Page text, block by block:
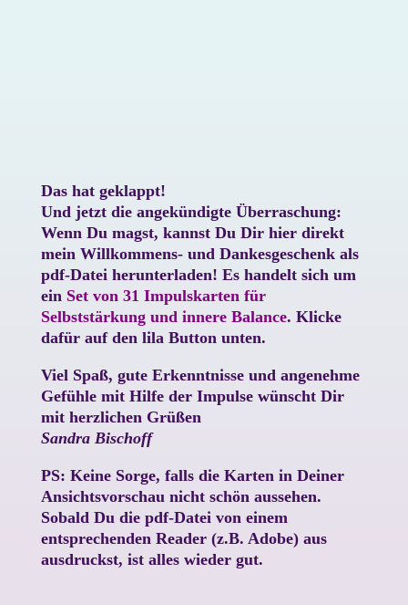
Das hat geklappt!
Und jetzt die angekündigte Überraschung:
Wenn Du magst, kannst Du Dir hier direkt
mein Willkommens- und Dankesgeschenk als
pdf-Datei herunterladen! Es handelt sich um
ein Set von 31 Impulskarten für
Selbststärkung und innere Balance. Klicke
dafür auf den lila Button unten.
Viel Spaß, gute Erkenntnisse und angenehme
Gefühle mit Hilfe der Impulse wünscht Dir
mit herzlichen Grüßen
Sandra Bischoff
PS: Keine Sorge, falls die Karten in Deiner
Ansichtsvorschau nicht schön aussehen.
Sobald Du die pdf-Datei von einem
entsprechenden Reader (z.B. Adobe) aus
ausdruckst, ist alles wieder gut.